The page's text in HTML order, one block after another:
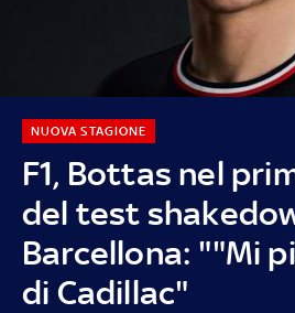
F1, Bottas nel
del test
Barcellona: ""Mi
di Cadillac"
NUOVA STAGIONE